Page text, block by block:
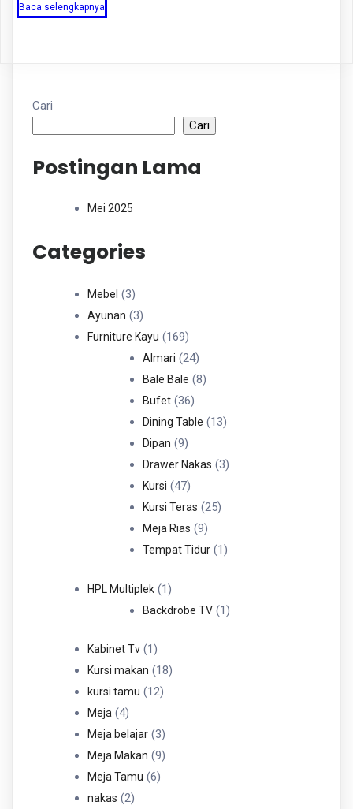
Baca selengkapnya
Cari
Cari
Postingan Lama
Mei 2025
Categories
Mebel 33
Produk
Ayunan 33
Produk
Furniture Kayu 169169
Produk
Almari 2424
Produk
Bale Bale 88
Bufet 3636
Produk
Dining Table 1313
Dipan 99
Produk
Drawer Nakas 33
Kursi 4747
Produk
Kursi Teras 2525
Meja Rias 99
Produk
Tempat Tidur 1 1
HPL Multiplek 11
Produk
Backdrobe TV 11
Kabinet Tv 1 1
Produk
Kursi makan 1818
kursi tamu 1212
Meja 44
Produk
Meja belajar 33
Produk
Meja Makan 99
Meja Tamu 66
nakas 22